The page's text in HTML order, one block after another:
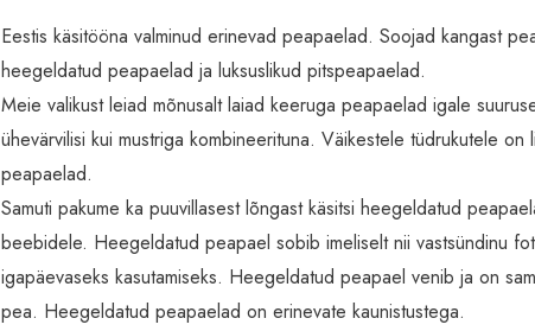
Eestis käsitööna valminud erinevad peapaelad. Soojad kangast
heegeldatud peapaelad ja luksuslikud pitspeapaelad.
Meie valikust leiad mõnusalt laiad keeruga peapaelad igale
ühevärvilisi kui mustriga kombineerituna. Väikestele tüdrukutele on
peapaelad.
Samuti pakume ka puuvillasest lõngast käsitsi heegeldatud
beebidele. Heegeldatud peapael sobib imeliselt nii vastsündinu
igapäevaseks kasutamiseks. Heegeldatud peapael venib ja on
pea. Heegeldatud peapaelad on erinevate kaunistustega.